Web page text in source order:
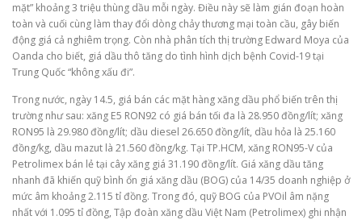
mặt” khoảng 3 triệu thùng dầu mỗi ngày. Điều này sẽ làm gián đoạn hoàn
toàn và cuối cùng làm thay đổi dòng chảy thương mại toàn cầu, gây biến
động giá cả nghiêm trọng. Còn nhà phân tích thị trường Edward Moya của
Oanda cho biết, giá dầu thô tăng do tình hình dịch bệnh Covid-19 tại
Trung Quốc “không xấu đi”.
Trong nước, ngày 14.5, giá bán các mặt hàng xăng dầu phổ biến trên thị
trường như sau: xăng E5 RON92 có giá bán tối đa là 28.950 đồng/lít; xăng
RON95 là 29.980 đồng/lít; dầu diesel 26.650 đồng/lít, dầu hỏa là 25.160
đồng/kg, dầu mazut là 21.560 đồng/kg. Tại TP.HCM, xăng RON95-V của
Petrolimex bán lẻ tại cây xăng giá 31.190 đồng/lít. Giá xăng dầu tăng
nhanh đã khiến quỹ bình ổn giá xăng dầu (BOG) của 14/35 doanh nghiệp ở
mức âm khoảng 2.115 tỉ đồng. Trong đó, quỹ BOG của PVOil âm nặng
nhất với 1.095 tỉ đồng, Tập đoàn xăng dầu Việt Nam (Petrolimex) ghi nhận